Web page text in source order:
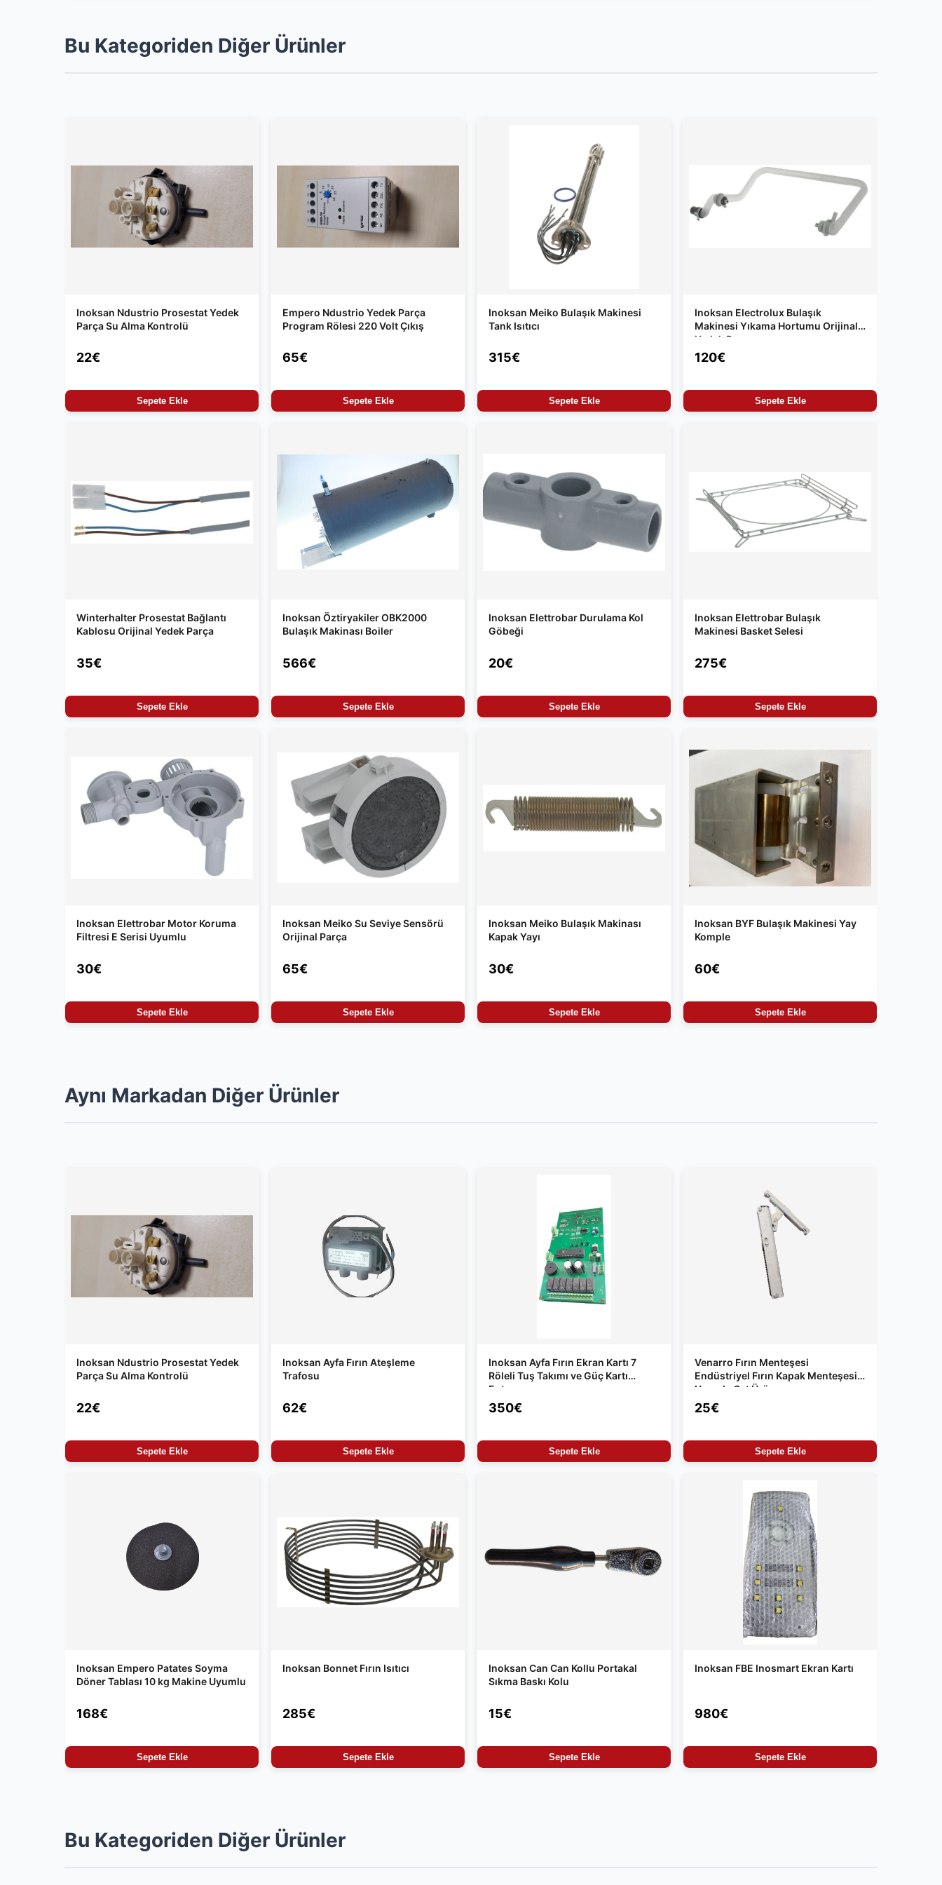
Bu Kategoriden Diğer Ürünler
Inoksan Ndustrio Prosestat Yedek
Parça Su Alma Kontrolü
22€
Sepete Ekle
Empero Ndustrio Yedek Parça
Program Rölesi 220 Volt Çıkış
65€
Sepete Ekle
Inoksan Meiko Bulaşık Makinesi
Tank Isıtıcı
315€
Sepete Ekle
Inoksan Electrolux Bulaşık
Makinesi Yıkama Hortumu Orijinal
Yedek Parça
120€
Sepete Ekle
Winterhalter Prosestat Bağlantı
Kablosu Orijinal Yedek Parça
35€
Sepete Ekle
Inoksan Öztiryakiler OBK2000
Bulaşık Makinası Boiler
566€
Sepete Ekle
Inoksan Elettrobar Durulama Kol
Göbeği
20€
Sepete Ekle
Inoksan Elettrobar Bulaşık
Makinesi Basket Selesi
275€
Sepete Ekle
Inoksan Elettrobar Motor Koruma
Filtresi E Serisi Uyumlu
30€
Sepete Ekle
Inoksan Meiko Su Seviye Sensörü
Orijinal Parça
65€
Sepete Ekle
Inoksan Meiko Bulaşık Makinası
Kapak Yayı
30€
Sepete Ekle
Inoksan BYF Bulaşık Makinesi Yay
Komple
60€
Sepete Ekle
Aynı Markadan Diğer Ürünler
Inoksan Ndustrio Prosestat Yedek
Parça Su Alma Kontrolü
22€
Sepete Ekle
Inoksan Ayfa Fırın Ateşleme
Trafosu
62€
Sepete Ekle
Inoksan Ayfa Fırın Ekran Kartı 7
Röleli Tuş Takımı ve Güç Kartı
Entegre
350€
Sepete Ekle
Venarro Fırın Menteşesi
Endüstriyel Fırın Kapak Menteşesi
Uyumlu Set Ürün
25€
Sepete Ekle
Inoksan Empero Patates Soyma
Döner Tablası 10 kg Makine Uyumlu
168€
Sepete Ekle
Inoksan Bonnet Fırın Isıtıcı
285€
Sepete Ekle
Inoksan Can Can Kollu Portakal
Sıkma Baskı Kolu
15€
Sepete Ekle
Inoksan FBE Inosmart Ekran Kartı
980€
Sepete Ekle
Bu Kategoriden Diğer Ürünler